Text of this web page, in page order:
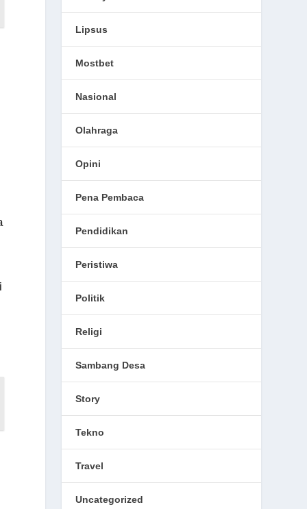
Lipsus
Mostbet
Nasional
Olahraga
Opini
Pena Pembaca
Pendidikan
Peristiwa
Politik
Religi
Sambang Desa
Story
Tekno
Travel
Uncategorized